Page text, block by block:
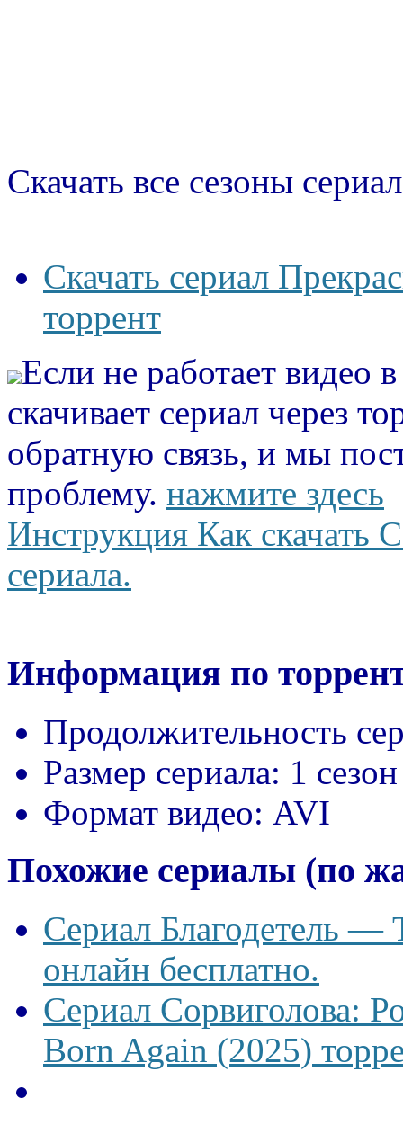
Скачать все сезоны
Скачать сериал
торрент
Если не работает видео
скачивает сериал через
обратную связь, и мы
проблему. нажмите здесь
Инструкция Как скачать
сериала.
Информация по
Продолжительность
Размер сериала: 1
Формат видео: AVI
Похожие сериалы (по
Сериал Благодетель —
онлайн бесплатно.
Сериал Сорвиголова:
Born Again (2025)